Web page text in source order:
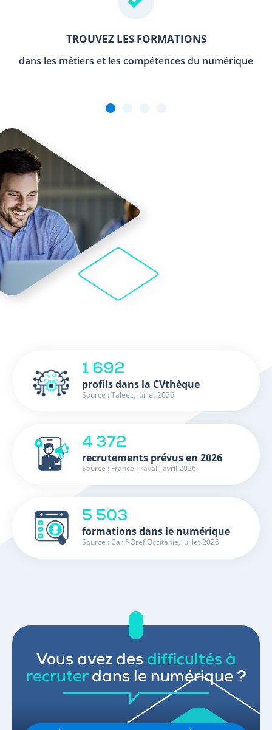
TROUVEZ LES FORMATIONS
dans les métiers et les compétences du numérique
1 692
profils dans la CVthèque
Source : Taleez, juillet 2026
4 372
recrutements prévus en 2026
Source : France Travail, avril 2026
5 503
formations dans le numérique
Source : Carif-Oref Occitanie, juillet 2026
Vous avez des difficultés à
recruterdans le numérique ?